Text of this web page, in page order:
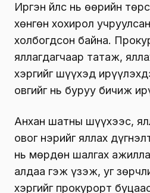
Иргэн Үйлс нь өөрийн
хөнгөн хохирол
холбогдсон байна.
яллагдагчаар татаж,
хэргийг шүүхэд
овгийг нь буруу бичиж
Анхан шатны шүүхээс,
овог нэрийг яллах
нь мөрдөн шалгах
алдаа гэж үзэж, уг
хэргийг прокурорт